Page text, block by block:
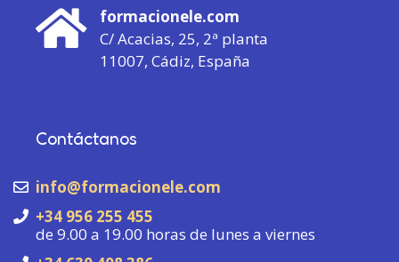
formacionele.com
C/ Acacias, 25, 2ª planta
11007, Cádiz, España
Contáctanos
info@formacionele.com
+34 956 255 455
de 9.00 a 19.00 horas de lunes a viernes